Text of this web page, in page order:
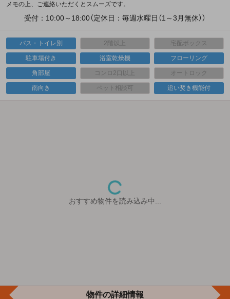
メモの上、ご連絡いただくとスムーズです。
受付：10:00～18:00（定休日：毎週水曜日（1～3月無休））
バス・トイレ別 2階以上 宅配ボックス
駐車場付き 浴室乾燥機 フローリング
角部屋 コンロ2口以上 オートロック
南向き ペット相談可 追い焚き機能付
おすすめ物件を読み込み中...
物件の詳細情報